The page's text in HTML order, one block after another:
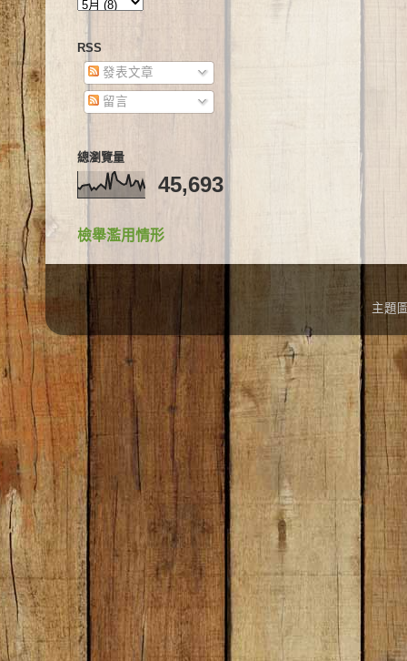
RSS
發表文章
留言
總瀏覽量
45,693
檢舉濫用情形
主題